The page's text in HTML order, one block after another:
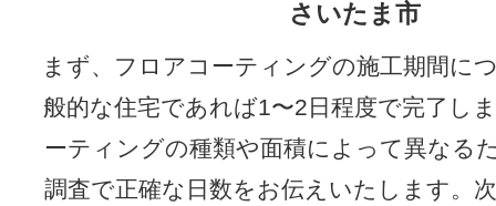
さいたま市
まず、フロアコーティングの施工期間に
般的な住宅であれば1〜2日程度で完了し
ーティングの種類や面積によって異なる
調査で正確な日数をお伝えいたします。